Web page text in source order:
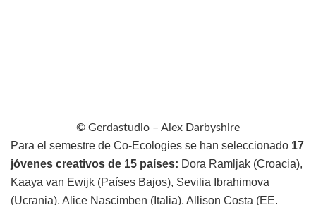
© Gerdastudio – Alex Darbyshire
Para el semestre de Co-Ecologies se han seleccionado 17
jóvenes creativos de 15 países: Dora Ramljak (Croacia),
Kaaya van Ewijk (Países Bajos), Sevilia Ibrahimova
(Ucrania), Alice Nascimben (Italia), Allison Costa (EE.